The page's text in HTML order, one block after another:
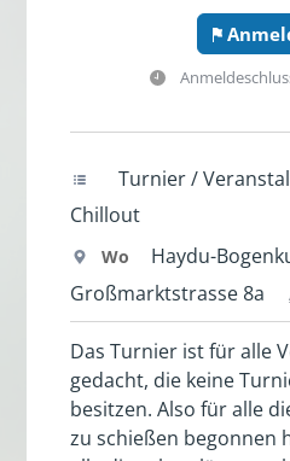
Turnier /
Chillout
Wo
Haydu-
Großmarktstrasse 8a
Das Turnier ist für alle
gedacht, die keine
besitzen. Also für alle
zu schießen begonnen